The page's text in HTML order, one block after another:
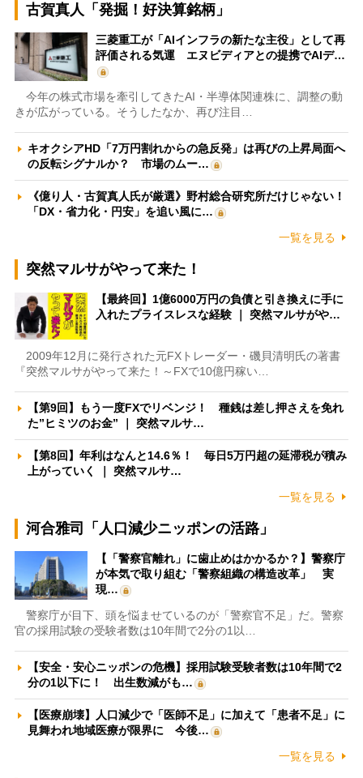
古賀真人「発掘！好決算銘柄」
三菱重工が「AIインフラの新たな主役」として再
評価される気運 エヌビディアとの提携でAIデ…
今年の株式市場を牽引してきたAI・半導体関連株に、調整の動
きが広がっている。そうしたなか、再び注目…
キオクシアHD「7万円割れからの急反発」は再びの上昇局面へ
の反転シグナルか？ 市場のムー…
《億り人・古賀真人氏が厳選》野村総合研究所だけじゃない！
「DX・省力化・円安」を追い風に…
一覧を見る
突然マルサがやって来た！
【最終回】1億6000万円の負債と引き換えに手に
入れたプライスレスな経験 ｜ 突然マルサがや…
2009年12月に発行された元FXトレーダー・磯貝清明氏の著書
『突然マルサがやって来た！～FXで10億円稼い…
【第9回】もう一度FXでリベンジ！ 種銭は差し押さえを免れ
た”ヒミツのお金” ｜ 突然マルサ…
【第8回】年利はなんと14.6％！ 毎日5万円超の延滞税が積み
上がっていく ｜ 突然マルサ…
一覧を見る
河合雅司「人口減少ニッポンの活路」
【「警察官離れ」に歯止めはかかるか？】警察庁
が本気で取り組む「警察組織の構造改革」 実
現…
警察庁が目下、頭を悩ませているのが「警察官不足」だ。警察
官の採用試験の受験者数は10年間で2分の1以…
【安全・安心ニッポンの危機】採用試験受験者数は10年間で2
分の1以下に！ 出生数減がも…
【医療崩壊】人口減少で「医師不足」に加えて「患者不足」に
見舞われ地域医療が限界に 今後…
一覧を見る